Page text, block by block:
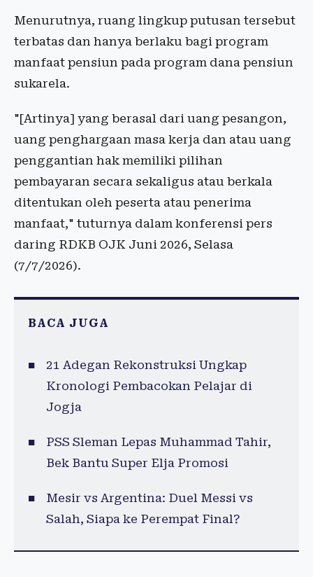
Menurutnya, ruang lingkup putusan tersebut
terbatas dan hanya berlaku bagi program
manfaat pensiun pada program dana pensiun
sukarela.
"[Artinya] yang berasal dari uang pesangon,
uang penghargaan masa kerja dan atau uang
penggantian hak memiliki pilihan
pembayaran secara sekaligus atau berkala
ditentukan oleh peserta atau penerima
manfaat," tuturnya dalam konferensi pers
daring RDKB OJK Juni 2026, Selasa
(7/7/2026).
BACA JUGA
21 Adegan Rekonstruksi Ungkap
Kronologi Pembacokan Pelajar di
Jogja
PSS Sleman Lepas Muhammad Tahir,
Bek Bantu Super Elja Promosi
Mesir vs Argentina: Duel Messi vs
Salah, Siapa ke Perempat Final?